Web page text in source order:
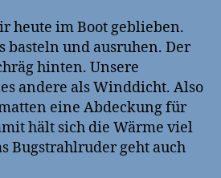
heute im Boot geblieben.
basteln und ausruhen. Der
hinten. Unsere
andere als Winddicht. Also
eine Abdeckung für
hält sich die Wärme viel
Bugstrahlruder geht auch